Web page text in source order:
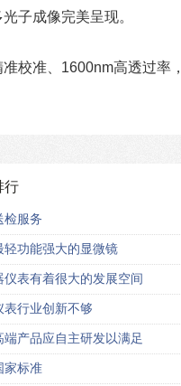
子成像完美呈现。
校准、1600nm高透过率
行
检服务
轻功能强大的显微镜
仪表有着很大的发展空间
表行业创新不够
端产品应自主研发以满足
家标准